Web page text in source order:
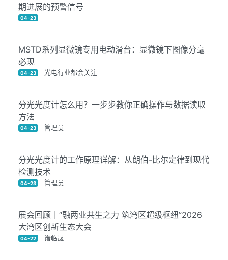
期进展的预警信号
04-23
MSTD系列显微镜专用电动滑台：显微镜下图像分毫
必现
04-23 光电行业都会关注
分光光度计怎么用？一步步教你正确操作与数据读取
方法
04-23 管理员
分光光度计的工作原理详解：从朗伯-比尔定律到现代
检测技术
04-23 管理员
展会回顾｜“融两业共生之力 筑湾区超级枢纽”2026
大湾区创新生态大会
04-22 谱临晟